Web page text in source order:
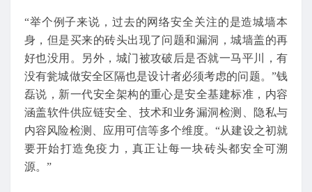
“举个例子来说，过去的网络安全关注的是造城墙本
身，但是买来的砖头出现了问题和漏洞，城墙盖的再
好也没用。另外，城门被攻破后是否就一马平川，有
没有瓮城做安全区隔也是设计者必须考虑的问题。”钱
磊说，新一代安全架构的重心是安全基建标准，内容
涵盖软件供应链安全、技术和业务漏洞检测、隐私与
内容风险检测、应用可信等多个维度。“从建设之初就
要开始打造免疫力，真正让每一块砖头都安全可溯
源。”